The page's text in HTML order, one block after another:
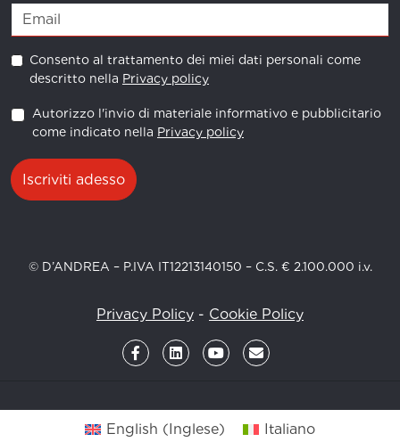
Consento al trattamento dei miei dati personali come
descritto nella Privacy policy
Autorizzo l'invio di materiale informativo e pubblicitario
come indicato nella Privacy policy
Iscriviti adesso
© D’ANDREA – P.IVA IT12213140150 – C.S. € 2.100.000 i.v.
Privacy Policy - Cookie Policy
English (Inglese) Italiano